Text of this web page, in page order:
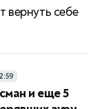
вернуть себе
и еще 5